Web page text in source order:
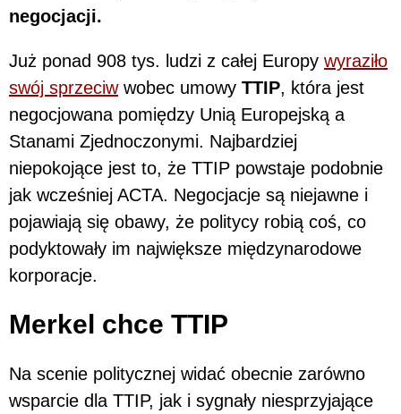
negocjacji.
Już ponad 908 tys. ludzi z całej Europy wyraziło
swój sprzeciwwobec umowy TTIP, która jest
negocjowana pomiędzy Unią Europejską a
Stanami Zjednoczonymi. Najbardziej
niepokojące jest to, że TTIP powstaje podobnie
jak wcześniej ACTA. Negocjacje są niejawne i
pojawiają się obawy, że politycy robią coś, co
podyktowały im największe międzynarodowe
korporacje.
Merkel chce TTIP
Na scenie politycznej widać obecnie zarówno
wsparcie dla TTIP, jak i sygnały niesprzyjające